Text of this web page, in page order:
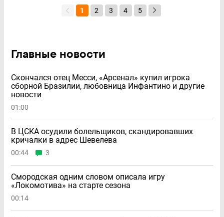
1 2 3 4 5
Главные новости
Скончался отец Месси, «Арсенал» купил игрока
сборной Бразилии, любовница Инфантино и другие
новости
01:00
В ЦСКА осудили болельщиков, скандировавших
кричалки в адрес Шевелева
00:44 3
Смородская одним словом описала игру
«Локомотива» на старте сезона
00:14